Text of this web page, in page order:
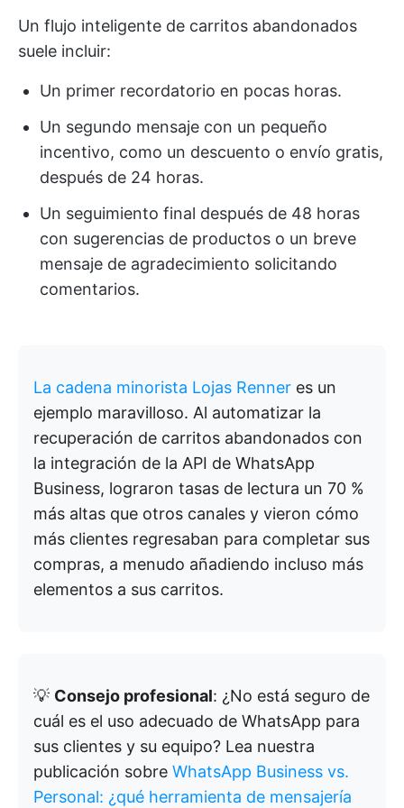
Un flujo inteligente de carritos abandonados
suele incluir:
Un primer recordatorio en pocas horas.
Un segundo mensaje con un pequeño
incentivo, como un descuento o envío gratis,
después de 24 horas.
Un seguimiento final después de 48 horas
con sugerencias de productos o un breve
mensaje de agradecimiento solicitando
comentarios.
La cadena minorista Lojas Renner es un
ejemplo maravilloso. Al automatizar la
recuperación de carritos abandonados con
la integración de la API de WhatsApp
Business, lograron tasas de lectura un 70 %
más altas que otros canales y vieron cómo
más clientes regresaban para completar sus
compras, a menudo añadiendo incluso más
elementos a sus carritos.
💡 Consejo profesional: ¿No está seguro de
cuál es el uso adecuado de WhatsApp para
sus clientes y su equipo? Lea nuestra
publicación sobre WhatsApp Business vs.
Personal: ¿qué herramienta de mensajería